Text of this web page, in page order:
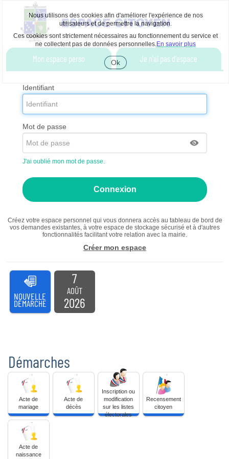
Nous utilisons des cookies afin d'améliorer l'expérience de nos
utilisateurs et de permettre la navigation.
Ces cookies sont strictement nécessaires au fonctionnement du service et
ne collectent pas de données personnelles.En savoir plus
Ok
Accepter
Liste
Mon espace perso Je n'ai pas d'espace
Identifiant
Mot de passe
J'ai oublié mon mot de passe.
Créez votre espace personnel qui vous donnera accès au tableau de bord de
vos demandes existantes, à votre espace de stockage sécurisé et à d'autres
fonctionnalités facilitant votre relation avec la mairie.
Créer mon espace
NOUVELLE
DÉMARCHE
7
AOÛT
2026
Démarches
Acte
de
mariage
Acte de
mariage
Acte
de
décès
Acte de
décès
Inscription
ou
modification
sur
les
listes
Inscription ou
modification
sur les listes
électorales
Recensement
citoyen
Recensement
citoyen
Acte
de
naissance
Acte de
naissance